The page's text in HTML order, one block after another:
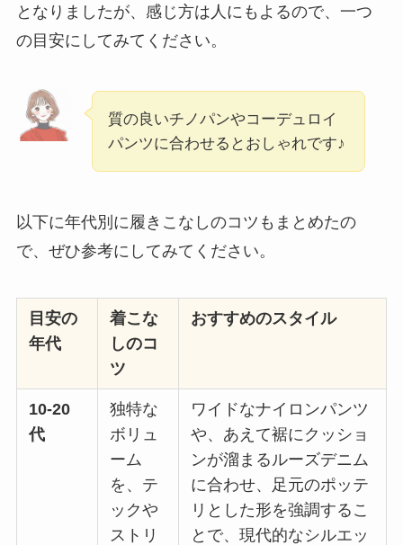
となりましたが、感じ方は人にもよるので、一つ
の目安にしてみてください。
質の良いチノパンやコーデュロイ
パンツに合わせるとおしゃれです♪
以下に年代別に履きこなしのコツもまとめたの
で、ぜひ参考にしてみてください。
目安の
年代
着こな
しのコ
ツ
おすすめのスタイル
10-20
代
独特な
ボリュ
ーム
を、テ
ックや
ストリ
ワイドなナイロンパンツ
や、あえて裾にクッショ
ンが溜まるルーズデニム
に合わせ、足元のポッテ
リとした形を強調するこ
とで、現代的なシルエッ